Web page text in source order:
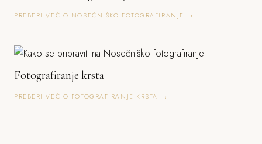
PREBERI VEČ O NOSEČNIŠKO FOTOGRAFIRANJE →
Fotografiranje krsta
PREBERI VEČ O FOTOGRAFIRANJE KRSTA →